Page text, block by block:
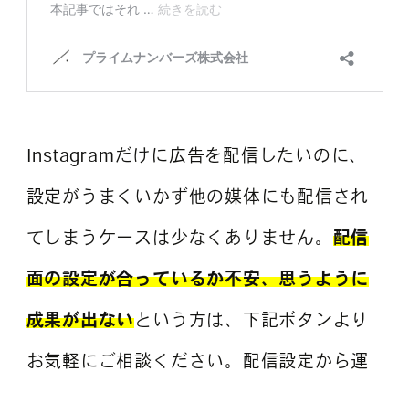
Instagramだけに広告を配信したいのに、
設定がうまくいかず他の媒体にも配信され
てしまうケースは少なくありません。 配信
面の設定が合っているか不安、思うように
成果が出ないという方は、下記ボタンより
お気軽にご相談ください。配信設定から運